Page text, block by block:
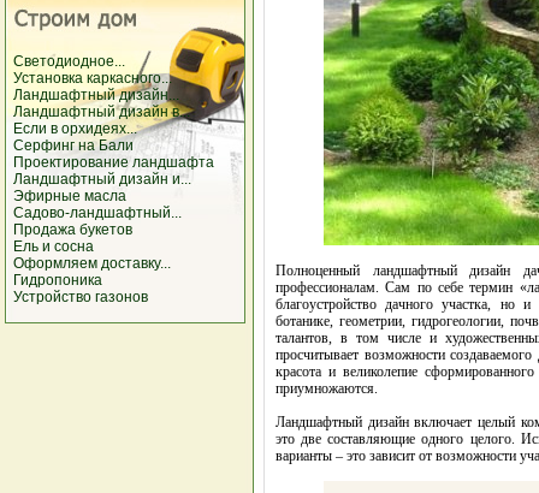
Светодиодное...
Установка каркасного...
Ландшафтный дизайн...
Ландшафтный дизайн в...
Если в орхидеях...
Серфинг на Бали
Проектирование ландшафта
Ландшафтный дизайн и...
Эфирные масла
Садово-ландшафтный...
Продажа букетов
Ель и сосна
Оформляем доставку...
Гидропоника
Устройство газонов
Полноценный ландшафтный дизайн
профессионалам. Сам по себе термин
благоустройство дачного участка, но
ботанике, геометрии, гидрогеологии,
талантов, в том числе и
просчитывает возможности
красота и великолепие
приумножаются.
Ландшафтный дизайн включает целый
это две составляющие одного целого.
варианты – это зависит от возможности